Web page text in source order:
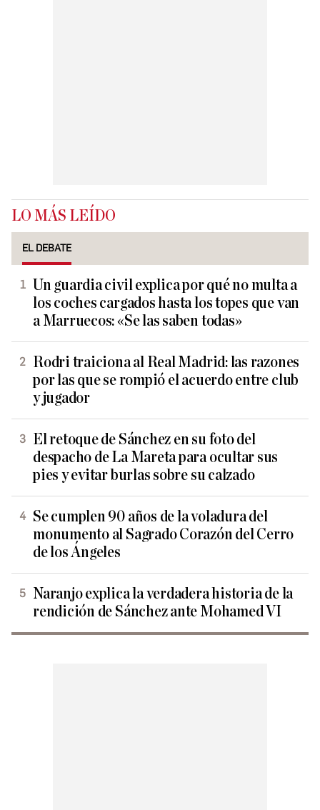
LO MÁS LEÍDO
EL DEBATE
Un guardia civil explica por qué no multa a
los coches cargados hasta los topes que van
a Marruecos: «Se las saben todas»
Rodri traiciona al Real Madrid: las razones
por las que se rompió el acuerdo entre club
y jugador
El retoque de Sánchez en su foto del
despacho de La Mareta para ocultar sus
pies y evitar burlas sobre su calzado
Se cumplen 90 años de la voladura del
monumento al Sagrado Corazón del Cerro
de los Ángeles
Naranjo explica la verdadera historia de la
rendición de Sánchez ante Mohamed VI